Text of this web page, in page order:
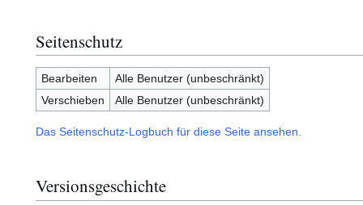
Seitenschutz
Bearbeiten
Alle Benutzer (unbeschränkt)
Verschieben
Alle Benutzer (unbeschränkt)
Das Seitenschutz-Logbuch für diese Seite ansehen.
Versionsgeschichte